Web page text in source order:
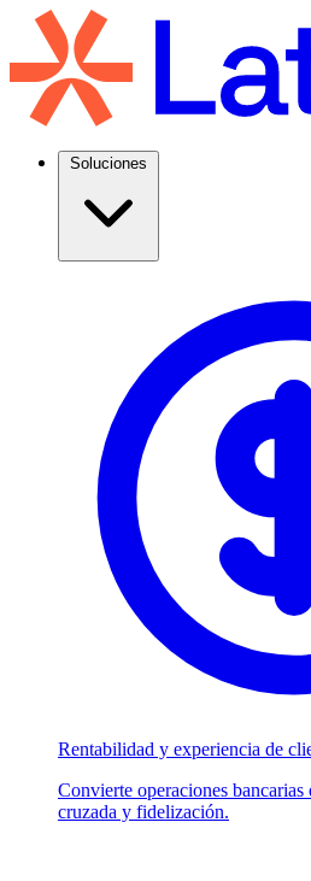
Soluciones
Rentabilidad y experiencia de
Convierte operaciones bancarias
cruzada y fidelización.